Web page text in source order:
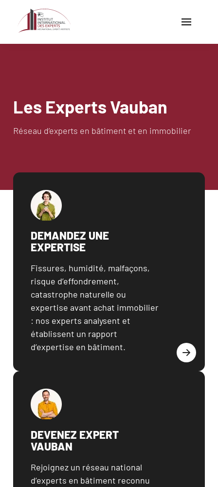
contenu
Navigation
BÂTIMENT
EXPERTS
EXPERT
VAUBAN
BLOG
menu
CENTRE DE
FORMATION
BIBLIOTHÈQUE
CONTACT
33
(0)
6
Les Experts Vauban
Réseau d’experts en bâtiment et en immobilier
DEMANDEZ UNE
EXPERTISE
Fissures, humidité, malfaçons,
risque d’effondrement,
catastrophe naturelle ou
expertise avant achat immobilier
: nos experts analysent et
établissent un rapport
d’expertise en bâtiment.
DEVENEZ EXPERT
VAUBAN
Rejoignez un réseau national
d’experts en bâtiment reconnu